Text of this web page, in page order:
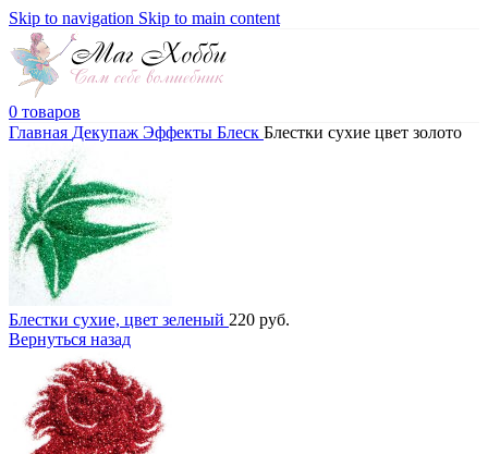
Skip to navigation Skip to main content
0 товаров
Главная Декупаж Эффекты Блеск Блестки сухие цвет золото
Блестки сухие, цвет зеленый 220 руб.
Вернуться назад